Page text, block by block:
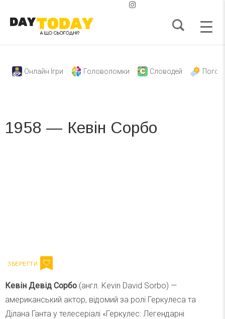
Онлайн Ігри Головоломки Словодей
1958 — Кевін Сорбо
Кевін Девід Сорбо (англ. Kevin David Sorbo) —
американський актор, відомий за ролі Геркулеса та
Ділана Ганта у телесеріалі «Геркулес: Легендарні